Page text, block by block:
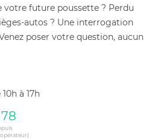
votre future poussette ? Perdu
autos ? Une interrogation
poser votre question, aucun
à 17h